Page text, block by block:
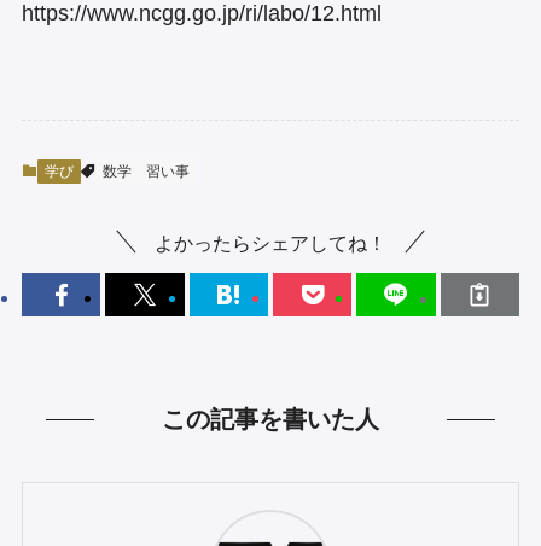
https://www.ncgg.go.jp/ri/labo/12.html
学び 数学 習い事
よかったらシェアしてね！
この記事を書いた人